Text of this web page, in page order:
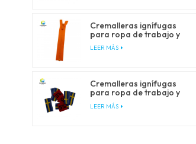
Cremalleras ignífugas
para ropa de trabajo y
de seguridad.
LEER MÁS
Cremalleras ignífugas
para ropa de trabajo y
de seguridad.
LEER MÁS